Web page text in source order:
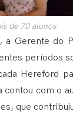
de 70 alunos
a Gerente do
períodos
Hereford
com o
que